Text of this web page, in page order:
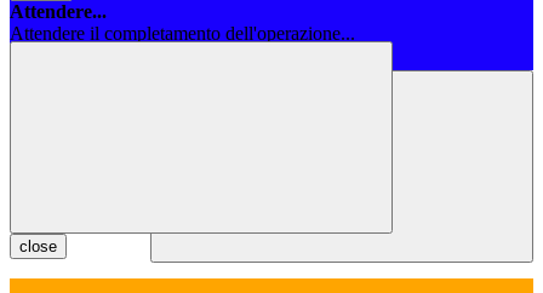
Attendere...
Attendere il completamento dell'operazione...
close